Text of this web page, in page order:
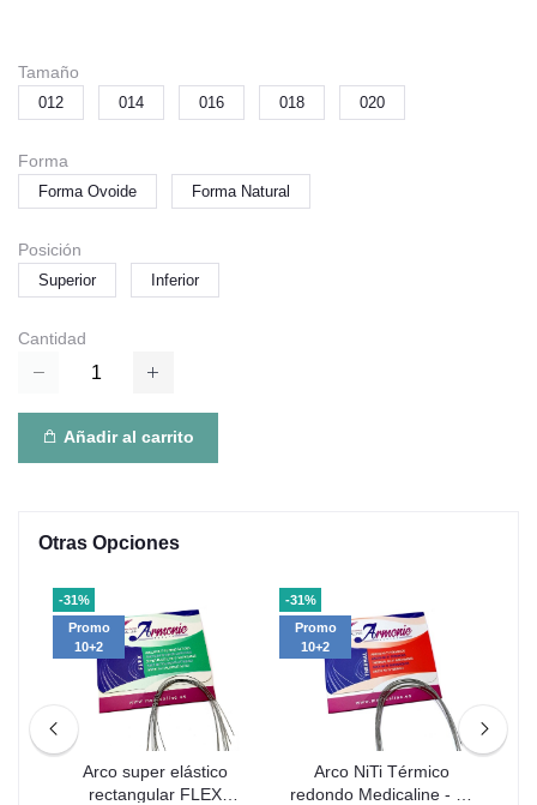
Tamaño
012 014 016 018 020
Forma
Forma Ovoide Forma Natural
Posición
Superior Inferior
Cantidad
Añadir al carrito
Otras Opciones
-31%
Promo
10+2
Arco super elástico
rectangular FLEX
-31%
Promo
10+2
Arco NiTi Térmico
redondo Medicaline - 10